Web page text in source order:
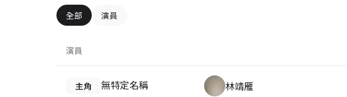
全部 演員
演員
主角 無特定名稱 林靖雁